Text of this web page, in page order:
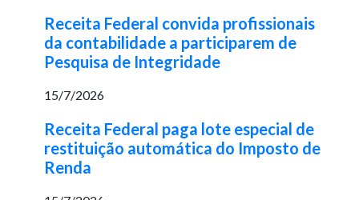
Receita Federal convida profissionais
da contabilidade a participarem de
Pesquisa de Integridade
15/7/2026
Receita Federal paga lote especial de
restituição automática do Imposto de
Renda